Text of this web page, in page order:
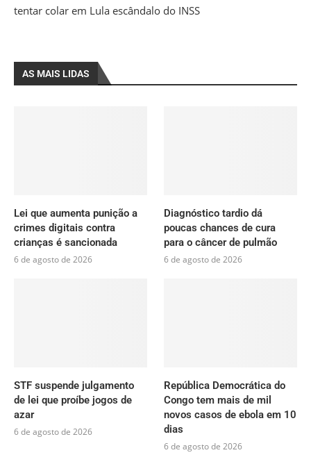
tentar colar em Lula escândalo do INSS
AS MAIS LIDAS
Lei que aumenta punição a
crimes digitais contra
crianças é sancionada
6 de agosto de 2026
Diagnóstico tardio dá
poucas chances de cura
para o câncer de pulmão
6 de agosto de 2026
STF suspende julgamento
de lei que proíbe jogos de
azar
6 de agosto de 2026
República Democrática do
Congo tem mais de mil
novos casos de ebola em 10
dias
6 de agosto de 2026